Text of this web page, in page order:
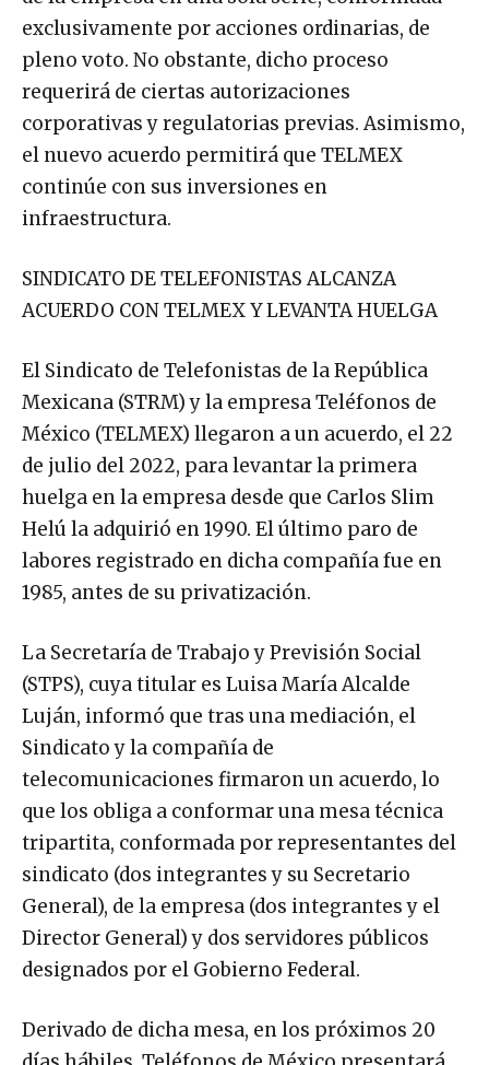
exclusivamente por acciones ordinarias, de
pleno voto. No obstante, dicho proceso
requerirá de ciertas autorizaciones
corporativas y regulatorias previas. Asimismo,
el nuevo acuerdo permitirá que TELMEX
continúe con sus inversiones en
infraestructura.
SINDICATO DE TELEFONISTAS ALCANZA
ACUERDO CON TELMEX Y LEVANTA HUELGA
El Sindicato de Telefonistas de la República
Mexicana (STRM) y la empresa Teléfonos de
México (TELMEX) llegaron a un acuerdo, el 22
de julio del 2022, para levantar la primera
huelga en la empresa desde que Carlos Slim
Helú la adquirió en 1990. El último paro de
labores registrado en dicha compañía fue en
1985, antes de su privatización.
La Secretaría de Trabajo y Previsión Social
(STPS), cuya titular es Luisa María Alcalde
Luján, informó que tras una mediación, el
Sindicato y la compañía de
telecomunicaciones firmaron un acuerdo, lo
que los obliga a conformar una mesa técnica
tripartita, conformada por representantes del
sindicato (dos integrantes y su Secretario
General), de la empresa (dos integrantes y el
Director General) y dos servidores públicos
designados por el Gobierno Federal.
Derivado de dicha mesa, en los próximos 20